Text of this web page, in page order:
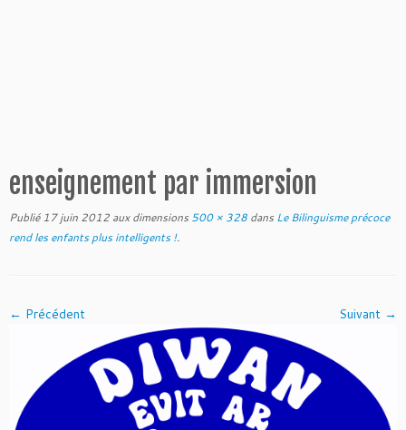
enseignement par immersion
Publié 17 juin 2012 aux dimensions 500 × 328 dans Le Bilinguisme précoce
rend les enfants plus intelligents !.
← Précédent Suivant →